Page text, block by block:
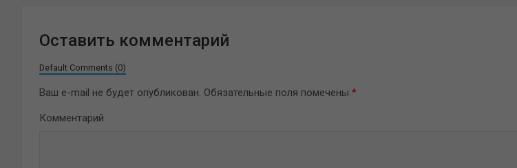
Оставить комментарий
Default Comments (0)
Ваш e-mail не будет опубликован. Обязательные поля помечены *
Комментарий